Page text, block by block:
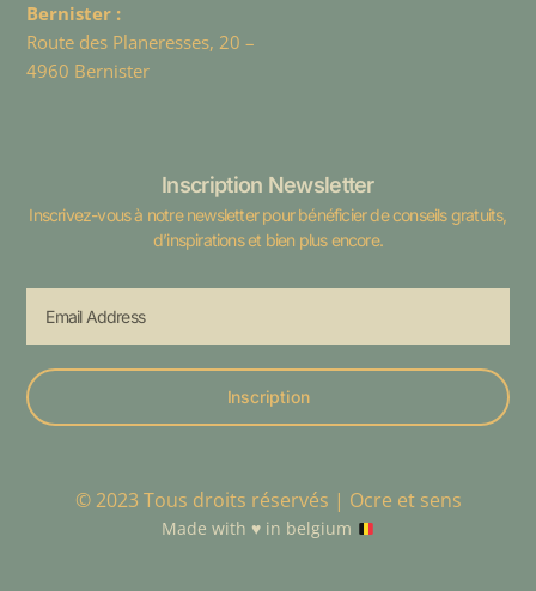
Bernister :
Route des Planeresses, 20 –
4960 Bernister
Inscription Newsletter
Inscrivez-vous à notre newsletter pour bénéficier de conseils gratuits,
d’inspirations et bien plus encore.
Inscription
© 2023 Tous droits réservés | Ocre et sens
Made with ♥️in belgium